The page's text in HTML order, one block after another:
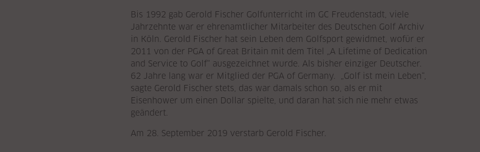
Bis 1992 gab Gerold Fischer Golfunterricht im GC Freudenstadt, viele
Jahrzehnte war er ehrenamtlicher Mitarbeiter des Deutschen Golf Archiv
in Köln. Gerold Fischer hat sein Leben dem Golfsport gewidmet, wofür er
2011 von der PGA of Great Britain mit dem Titel „A Lifetime of Dedication
and Service to Golf“ ausgezeichnet wurde. Als bisher einziger Deutscher.
62 Jahre lang war er Mitglied der PGA of Germany. „Golf ist mein Leben“,
sagte Gerold Fischer stets, das war damals schon so, als er mit
Eisenhower um einen Dollar spielte, und daran hat sich nie mehr etwas
geändert.
Am 28. September 2019 verstarb Gerold Fischer.